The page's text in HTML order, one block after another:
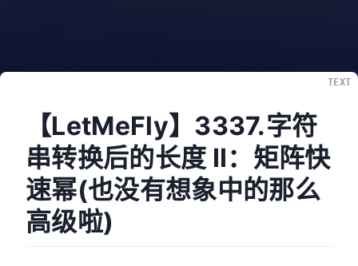
【LetMeFly】3337.字符
串转换后的长度 II：矩阵快
速幂(也没有想象中的那么
高级啦)
TEXT